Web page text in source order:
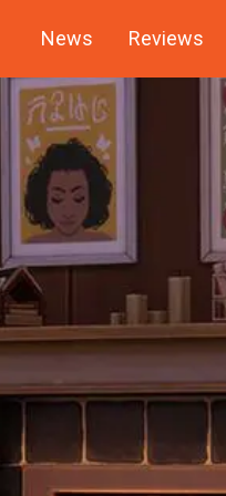
News Reviews